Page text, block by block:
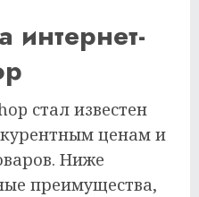
интернет-
стал известен
ценам и
Ниже
преимущества,